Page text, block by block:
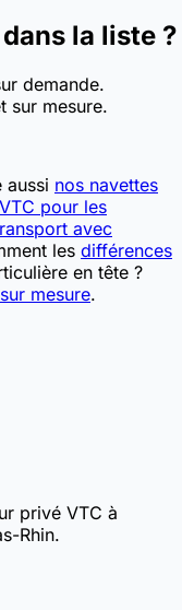
la liste ?
demande.
sur mesure.
aussi nos navettes
pour les
avec
les différences
en tête ?
mesure.
privé VTC à
Rhin.